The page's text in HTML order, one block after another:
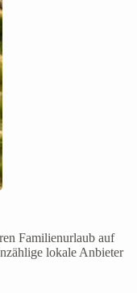
Familienurlaub auf
lokale Anbieter